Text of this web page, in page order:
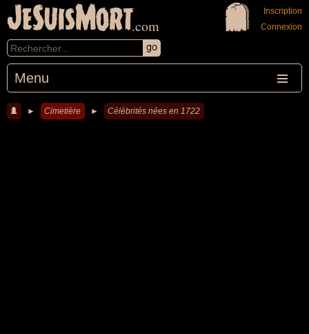
JeSuisMort.com
Menu
Inscription
Connexion
► Cimetière ► Célébrités nées en 1722